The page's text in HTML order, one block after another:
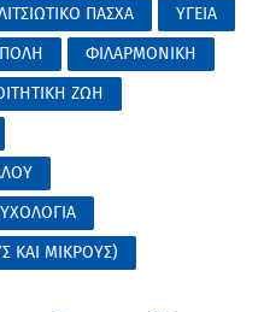
ΠΑΣΧΑ
ΥΓΕΙΑ
ΦΙΛΑΡΜΟΝΙΚΗ
ΖΩΗ
ΚΑΙ ΜΙΚΡΟΥΣ)